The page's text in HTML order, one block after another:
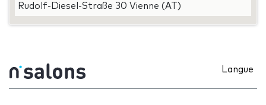
Rudolf-Diesel-Straße 30 Vienne (AT)
Langue